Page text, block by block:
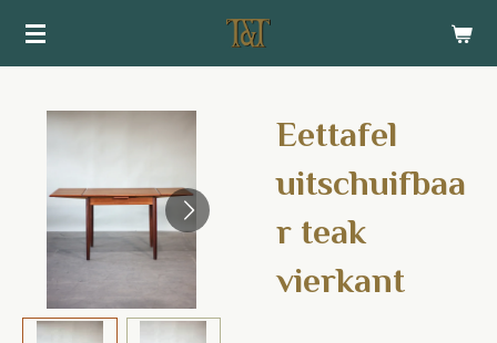
Ga
Eettafel
uitschuifbaa
r teak
vierkant